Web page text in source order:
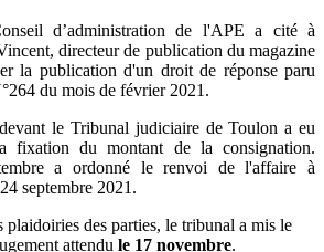
d’administration de l'APE a cité à
directeur de publication du magazine
la publication d'un droit de réponse paru
du mois de février 2021.
le Tribunal judiciaire de Toulon a eu
du montant de la consignation.
a ordonné le renvoi de l'affaire à
septembre 2021.
plaidoiries des parties, le tribunal a mis le
attendu le 17 novembre.